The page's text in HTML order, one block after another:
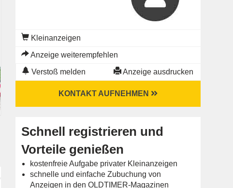
Kleinanzeigen
Anzeige weiterempfehlen
Verstoß melden Anzeige ausdrucken
KONTAKT AUFNEHMEN
Schnell registrieren und
Vorteile genießen
kostenfreie Aufgabe privater Kleinanzeigen
schnelle und einfache Zubuchung von
Anzeigen in den OLDTIMER-Magazinen